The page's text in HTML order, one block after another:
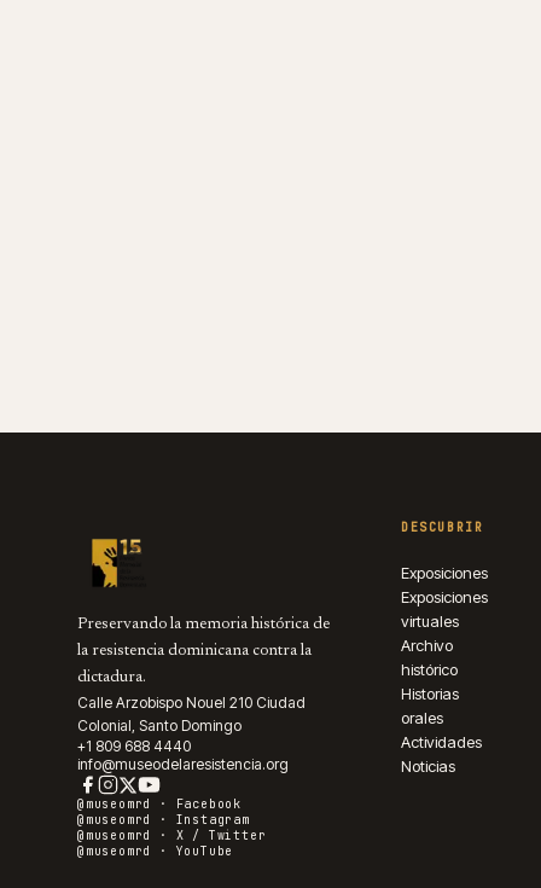
Preservando la memoria histórica de
la resistencia dominicana contra la
dictadura.
Calle Arzobispo Nouel 210 Ciudad
Colonial, Santo Domingo
+1 809 688 4440
info@museodelaresistencia.org
@museomrd ·
Facebook
@museomrd · Instagram
@museomrd · X / Twitter
@museomrd · YouTube
DESCUBRIR
Exposiciones
Exposiciones
virtuales
Archivo
histórico
Historias
orales
Actividades
Noticias